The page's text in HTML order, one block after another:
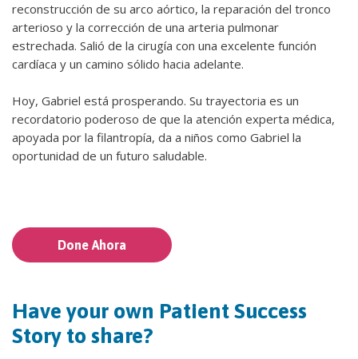
reconstrucción de su arco aórtico, la reparación del tronco
arterioso y la corrección de una arteria pulmonar
estrechada. Salió de la cirugía con una excelente función
cardíaca y un camino sólido hacia adelante.
Hoy, Gabriel está prosperando. Su trayectoria es un
recordatorio poderoso de que la atención experta médica,
apoyada por la filantropía, da a niños como Gabriel la
oportunidad de un futuro saludable.
Done Ahora
Have your own Patient Success
Story to share?